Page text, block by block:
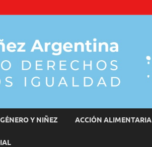
GÉNERO Y NIÑEZ ACCIÓN ALIMENTARIA